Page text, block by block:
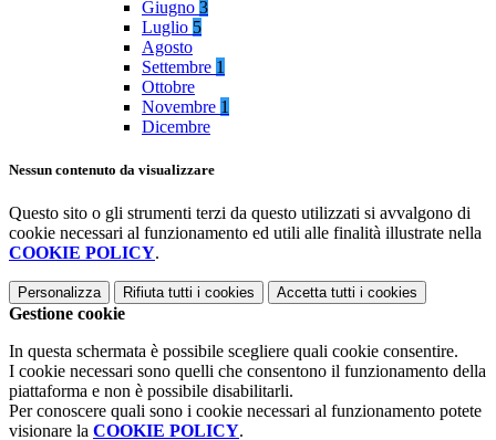
Giugno 3
Luglio 5
Agosto
Settembre 1
Ottobre
Novembre 1
Dicembre
Nessun contenuto da visualizzare
Questo sito o gli strumenti terzi da questo utilizzati si avvalgono di
cookie necessari al funzionamento ed utili alle finalità illustrate nella
COOKIE POLICY.
Personalizza Rifiuta tutti i cookies Accetta tutti i cookies
Gestione cookie
In questa schermata è possibile scegliere quali cookie consentire.
I cookie necessari sono quelli che consentono il funzionamento della
piattaforma e non è possibile disabilitarli.
Per conoscere quali sono i cookie necessari al funzionamento potete
visionare la COOKIE POLICY.